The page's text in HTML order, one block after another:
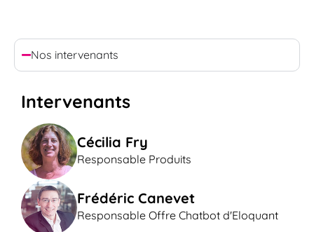
Nos intervenants
Intervenants
Cécilia Fry
Responsable Produits
Frédéric Canevet
Responsable Offre Chatbot d'Eloquant